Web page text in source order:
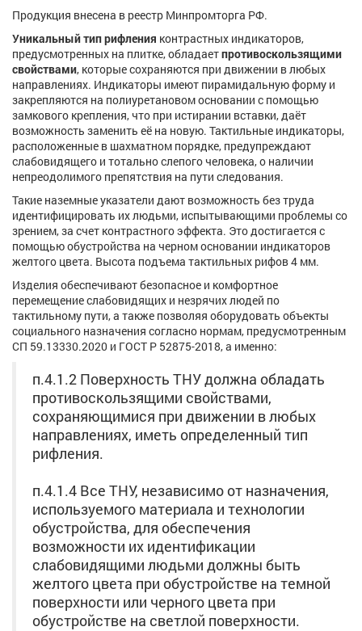
Продукция внесена в реестр Минпромторга РФ.
Уникальный тип рифления контрастных индикаторов,
предусмотренных на плитке, обладаетпротивоскользящими
свойствами, которые сохраняются при движении в любых
направлениях. Индикаторы имеют пирамидальную форму и
закрепляются на полиуретановом основании с помощью
замкового крепления, что при истирании вставки, даёт
возможность заменить её на новую. Тактильные индикаторы,
расположенные в шахматном порядке, предупреждают
слабовидящего и тотально слепого человека, о наличии
непреодолимого препятствия на пути следования.
Такие наземные указатели дают возможность без труда
идентифицировать их людьми, испытывающими проблемы со
зрением, за счет контрастного эффекта. Это достигается с
помощью обустройства на черном основании индикаторов
желтого цвета. Высота подъема тактильных рифов 4 мм.
Изделия обеспечивают безопасное и комфортное
перемещение слабовидящих и незрячих людей по
тактильному пути, а также позволяя оборудовать объекты
социального назначения согласно нормам, предусмотренным
СП 59.13330.2020 и ГОСТ Р 52875-2018, а именно:
п.4.1.2 Поверхность ТНУ должна обладать
противоскользящими свойствами,
сохраняющимися при движении в любых
направлениях, иметь определенный тип
рифления.
п.4.1.4 Все ТНУ, независимо от назначения,
используемого материала и технологии
обустройства, для обеспечения
возможности их идентификации
слабовидящими людьми должны быть
желтого цвета при обустройстве на темной
поверхности или черного цвета при
обустройстве на светлой поверхности.